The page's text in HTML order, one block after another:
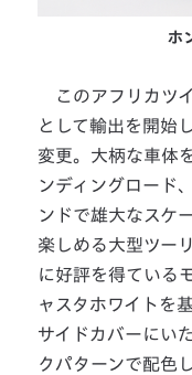
ホ
このアフリカツ
として輸出を開始
変更。大柄な車体
ンディングロード
ンドで雄大なスケ
楽しめる大型ツー
に好評を得ている
ャスタホワイトを
サイドカバーにい
クパターンで配色